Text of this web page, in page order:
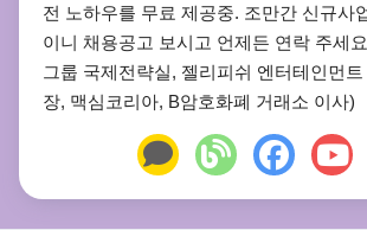
전 노하우를 무료 제공중. 조만간 신규사
이니 채용공고 보시고 언제든 연락 주세
그룹 국제전략실, 젤리피쉬 엔터테인먼
장, 맥심코리아, B암호화폐 거래소 이사)